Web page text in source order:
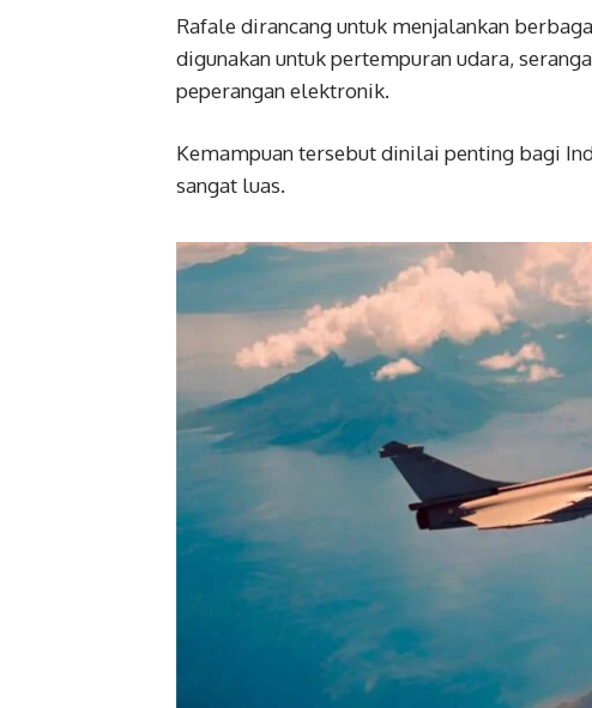
Rafale dirancang untuk menjalankan
digunakan untuk pertempuran udara,
peperangan elektronik.
Kemampuan tersebut dinilai penting bagi
sangat luas.